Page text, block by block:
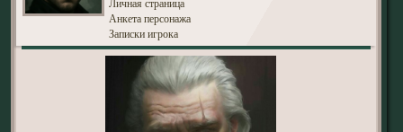
Анкета персонажа
Записки игрока